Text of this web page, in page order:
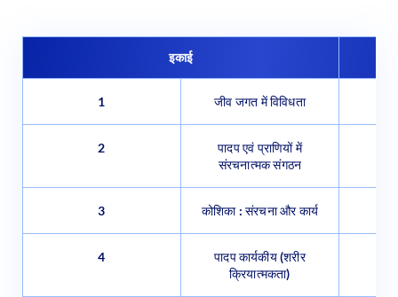
इकाई
1 जीव जगत में विविधता
2
पादप एवं प्राणियों में
संरचनात्मक संगठन
3 कोशिका : संरचना और कार्य
4
पादप कार्यकीय (शरीर
क्रियात्मकता)